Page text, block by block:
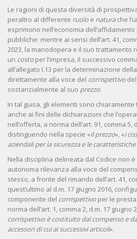
Le ragioni di questa diversità di
peraltro al differente ruolo e naturache
esprimono nell’economia
pubbliche: mentre ai sensi dell’art. 41,
2023, la manodopera e il suo trattamento
un costo per l’impresa, il successivo
all’allegato I.13 per la determinazione
direttamente alla voce del corrispettivo
sostanzialmente al suo prezzo.
In tal guisa, gli elementi sono
anche ai fini delle dichiarazioni che
nell’offerta, a norma dell’art. 91, comma 5,
distinguendo nella specie «il prezzo», «i
aziendali per la sicurezza e le
Nella disciplina delineata dal Codice non
autonoma rilevanza alla voce del
stesso, a fronte del rimando dell’art. 41,
quest’ultimo al d.m. 17 giugno 2016,
componente del corrispettivo per le
norma dell’art. 1, comma 2, d.m. 17 giugno
corrispettivo è costituito dal compenso e
accessori di cui ai successivi articoli».